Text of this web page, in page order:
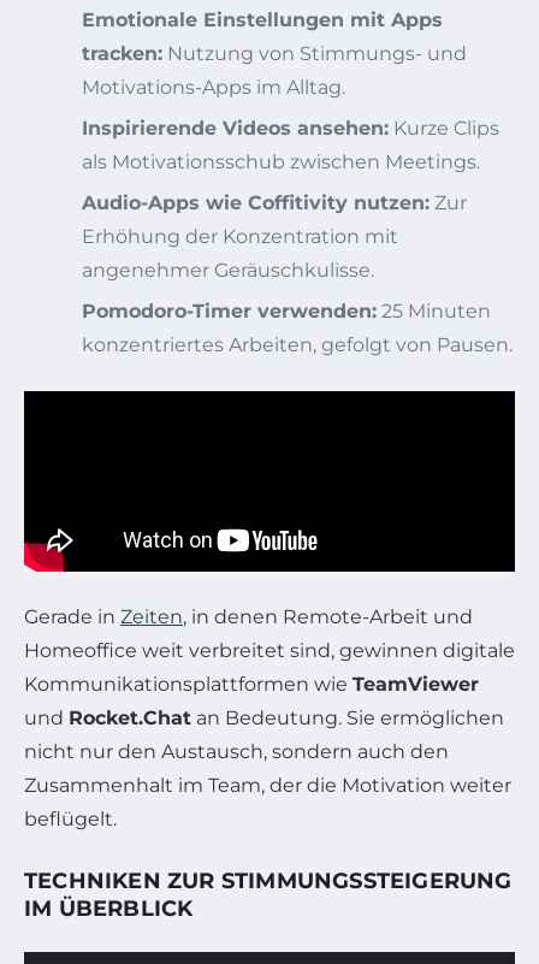
Emotionale Einstellungen mit Apps
tracken: Nutzung von Stimmungs- und
Motivations-Apps im Alltag.
Inspirierende Videos ansehen: Kurze Clips
als Motivationsschub zwischen Meetings.
Audio-Apps wie Coffitivity nutzen: Zur
Erhöhung der Konzentration mit
angenehmer Geräuschkulisse.
Pomodoro-Timer verwenden: 25 Minuten
konzentriertes Arbeiten, gefolgt von Pausen.
Gerade in Zeiten, in denen Remote-Arbeit und
Homeoffice weit verbreitet sind, gewinnen digitale
Kommunikationsplattformen wie TeamViewer
und Rocket.Chat an Bedeutung. Sie ermöglichen
nicht nur den Austausch, sondern auch den
Zusammenhalt im Team, der die Motivation weiter
beflügelt.
TECHNIKEN ZUR STIMMUNGSSTEIGERUNG
IM ÜBERBLICK